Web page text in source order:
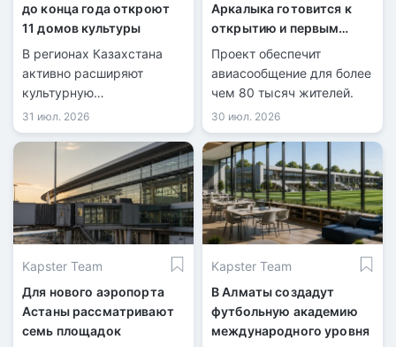
до конца года откроют
11 домов культуры
В регионах Казахстана
активно расширяют
культурную
инфраструктуру.
31 июл. 2026
Аркалыка готовится к
открытию и первым
рейсам
Проект обеспечит
авиасообщение для более
чем 80 тысяч жителей.
30 июл. 2026
Kapster Team
Для нового аэропорта
Астаны рассматривают
семь площадок
Kapster Team
В Алматы создадут
футбольную академию
международного уровня